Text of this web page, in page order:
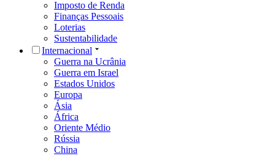
Imposto de Renda
Finanças Pessoais
Loterias
Sustentabilidade
Internacional
Guerra na Ucrânia
Guerra em Israel
Estados Unidos
Europa
Ásia
África
Oriente Médio
Rússia
China